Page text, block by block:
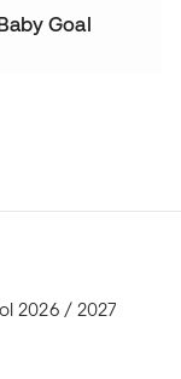
Goal
2026 / 2027